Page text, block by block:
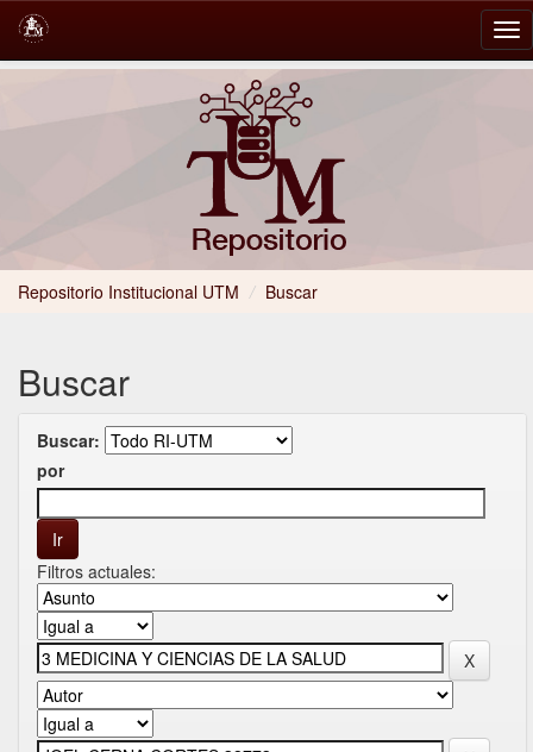
Repositorio Institucional UTM / Buscar
Buscar
Buscar:
por
Filtros actuales: